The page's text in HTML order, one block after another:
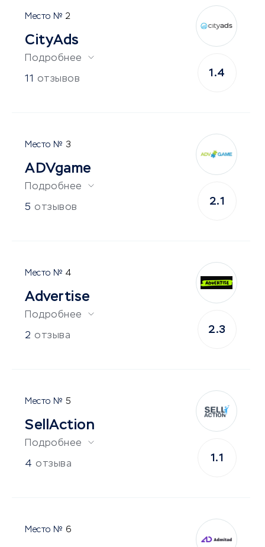
2
CityAds
Подробнее
11 отзывов
1.4
3
ADVgame
Подробнее
5 отзывов
2.1
4
Advertise
Подробнее
2 отзыва
2.3
5
SellAction
Подробнее
4 отзыва
1.1
6